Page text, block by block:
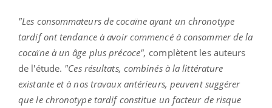
"Les consommateurs de cocaïne ayant un chronotype
tardif ont tendance à avoir commencé à consommer de la
cocaïne à un âge plus précoce", complètent les auteurs
de l'étude. "Ces résultats, combinés à la littérature
existante et à nos travaux antérieurs, peuvent suggérer
que le chronotype tardif constitue un facteur de risque